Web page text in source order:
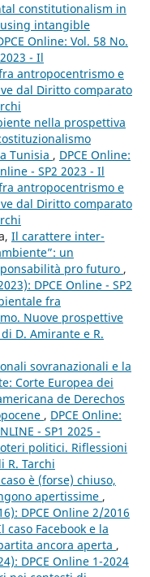
constitutionalism in
intangible
Online: Vol. 58 No.
- Il
antropocentrismo e
dal Diritto comparato
nella prospettiva
Tunisia , DPCE Online:
- SP2 2023 - Il
antropocentrismo e
dal Diritto comparato
Il carattere inter-
un
pro futuro ,
DPCE Online - SP2
fra
Nuove prospettive
D. Amirante e R.
sovranazionali e la
Corte Europea dei
de Derechos
, DPCE Online:
- SP1 2025 -
politici. Riflessioni
R. Tarchi
è (forse) chiuso,
apertissime ,
DPCE Online 2/2016
caso Facebook e la
ancora aperta ,
DPCE Online 1-2024